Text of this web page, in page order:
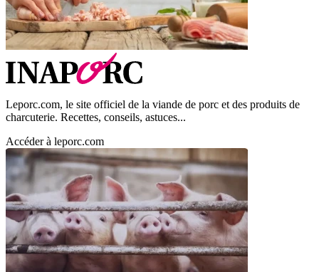
Leporc.com, le site officiel de la viande de porc et des produits de
charcuterie. Recettes, conseils, astuces...
Accéder à leporc.com